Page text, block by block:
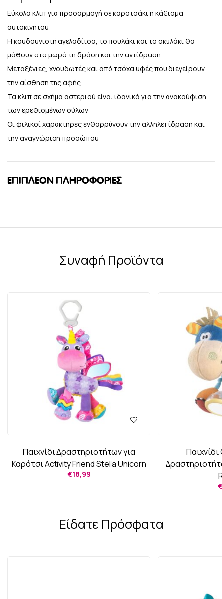
Εύκολα κλιπ για προσαρμογή σε καροτσάκι ή κάθισμα
αυτοκινήτου
Η κουδουνιστή αγελαδίτσα, το πουλάκι και το σκυλάκι θα
μάθουν στο μωρό τη δράση και την αντίδραση
Μεταξένιες, χνουδωτές και από τσόχα υφές που διεγείρουν
την αίσθηση της αφής
Τα κλιπ σε σχήμα αστεριού είναι ιδανικά για την ανακούφιση
των ερεθισμένων ούλων
Οι φιλικοί χαρακτήρες ενθαρρύνουν την αλληλεπίδραση και
την αναγνώριση προσώπου
ΕΠΙΠΛΈΟΝ ΠΛΗΡΟΦΟΡΊΕΣ
Συναφή Προϊόντα
Παιχνίδι Δραστηριοτήτων για
Καρότσι Activity Friend Stella Unicorn
€18,99
€
Είδατε Πρόσφατα